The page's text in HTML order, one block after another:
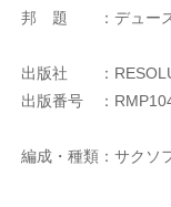
邦 題 ：デュー
出版社 ：
出版番号 ：
編成・種類：サクソ